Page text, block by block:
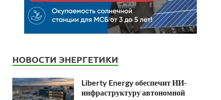
НОВОСТИ ЭНЕРГЕТИКИ
Liberty Energy обеспечит ИИ-
инфраструктуру автономной